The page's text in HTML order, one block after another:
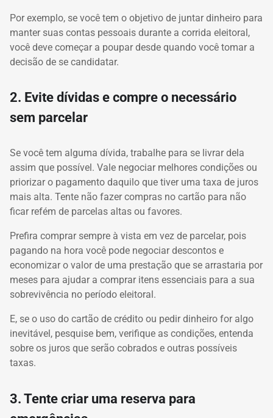
Por exemplo, se você tem o objetivo de juntar dinheiro para
manter suas contas pessoais durante a corrida eleitoral,
você deve começar a poupar desde quando você tomar a
decisão de se candidatar.
2. Evite dívidas e compre o necessário
sem parcelar
Se você tem alguma dívida, trabalhe para se livrar dela
assim que possível. Vale negociar melhores condições ou
priorizar o pagamento daquilo que tiver uma taxa de juros
mais alta. Tente não fazer compras no cartão para não
ficar refém de parcelas altas ou favores.
Prefira comprar sempre à vista em vez de parcelar, pois
pagando na hora você pode negociar descontos e
economizar o valor de uma prestação que se arrastaria por
meses para ajudar a comprar itens essenciais para a sua
sobrevivência no período eleitoral.
E, se o uso do cartão de crédito ou pedir dinheiro for algo
inevitável, pesquise bem, verifique as condições, entenda
sobre os juros que serão cobrados e outras possíveis
taxas.
3. Tente criar uma reserva para